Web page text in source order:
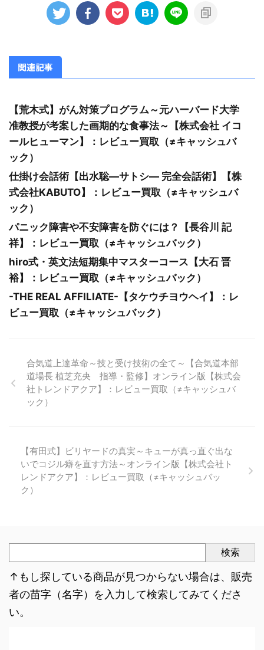
関連記事
【荒木式】がん対策プログラム～元ハーバード大学
准教授が考案した画期的な食事法～【株式会社 イコ
ールヒューマン】：レビュー買取（≠キャッシュバ
ック）
仕掛け会話術【出水聡―サトシ― 完全会話術】【株
式会社KABUTO】：レビュー買取（≠キャッシュバ
ック）
パニック障害や不安障害を防ぐには？【長谷川 記
祥】：レビュー買取（≠キャッシュバック）
hiro式・英文法短期集中マスターコース【大石 晋
裕】：レビュー買取（≠キャッシュバック）
-THE REAL AFFILIATE-【タケウチヨウヘイ】：レ
ビュー買取（≠キャッシュバック）
合気道上達革命～技と受け技術の全て～【合気道本部
道場長 植芝充央 指導・監修】オンライン版【株式会
社トレンドアクア】：レビュー買取（≠キャッシュバ
ック）
【有田式】ビリヤードの真実～キューが真っ直ぐ出な
いでコジル癖を直す方法～オンライン版【株式会社ト
レンドアクア】：レビュー買取（≠キャッシュバッ
ク）
検索
↑もし探している商品が見つからない場合は、販売
者の苗字（名字）を入力して検索してみてくださ
い。